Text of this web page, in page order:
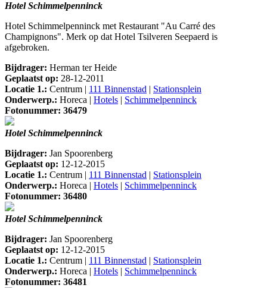
Hotel Schimmelpenninck
Hotel Schimmelpenninck met Restaurant "Au Carré des
Champignons". Merk op dat Hotel Tsilveren Seepaerd is
afgebroken.
Bijdrager: Herman ter Heide
Geplaatst op: 28-12-2011
Locatie 1.: Centrum | 111 Binnenstad | Stationsplein
Onderwerp.: Horeca | Hotels | Schimmelpenninck
Fotonummer: 36479
Hotel Schimmelpenninck
Bijdrager: Jan Spoorenberg
Geplaatst op: 12-12-2015
Locatie 1.: Centrum | 111 Binnenstad | Stationsplein
Onderwerp.: Horeca | Hotels | Schimmelpenninck
Fotonummer: 36480
Hotel Schimmelpenninck
Bijdrager: Jan Spoorenberg
Geplaatst op: 12-12-2015
Locatie 1.: Centrum | 111 Binnenstad | Stationsplein
Onderwerp.: Horeca | Hotels | Schimmelpenninck
Fotonummer: 36481